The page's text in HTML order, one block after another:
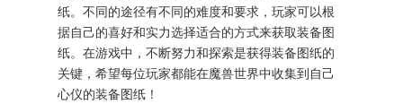
纸。不同的途径有不同的难度和要求，玩家可以根
据自己的喜好和实力选择适合的方式来获取装备图
纸。在游戏中，不断努力和探索是获得装备图纸的
关键，希望每位玩家都能在魔兽世界中收集到自己
心仪的装备图纸！